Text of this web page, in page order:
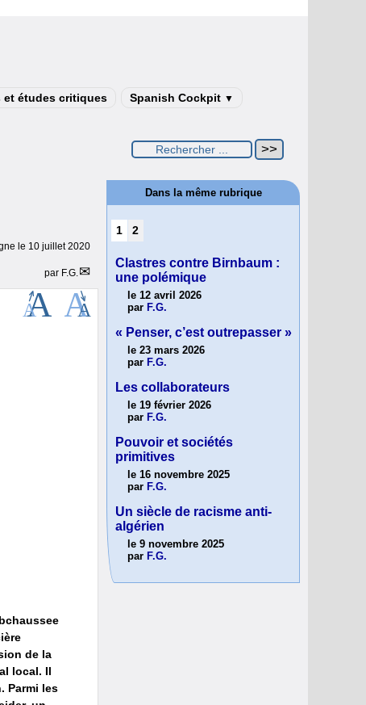
et études critiques Spanish Cockpit ▼
le 10 juillet 2020
par F.G.
de la
local. Il
Parmi les
Dans la même rubrique
1 2
Clastres contre Birnbaum :
une polémique
le 12 avril 2026
par F.G.
« Penser, c’est outrepasser »
le 23 mars 2026
par F.G.
Les collaborateurs
le 19 février 2026
par F.G.
Pouvoir et sociétés
primitives
le 16 novembre 2025
par F.G.
Un siècle de racisme anti-
algérien
le 9 novembre 2025
par F.G.